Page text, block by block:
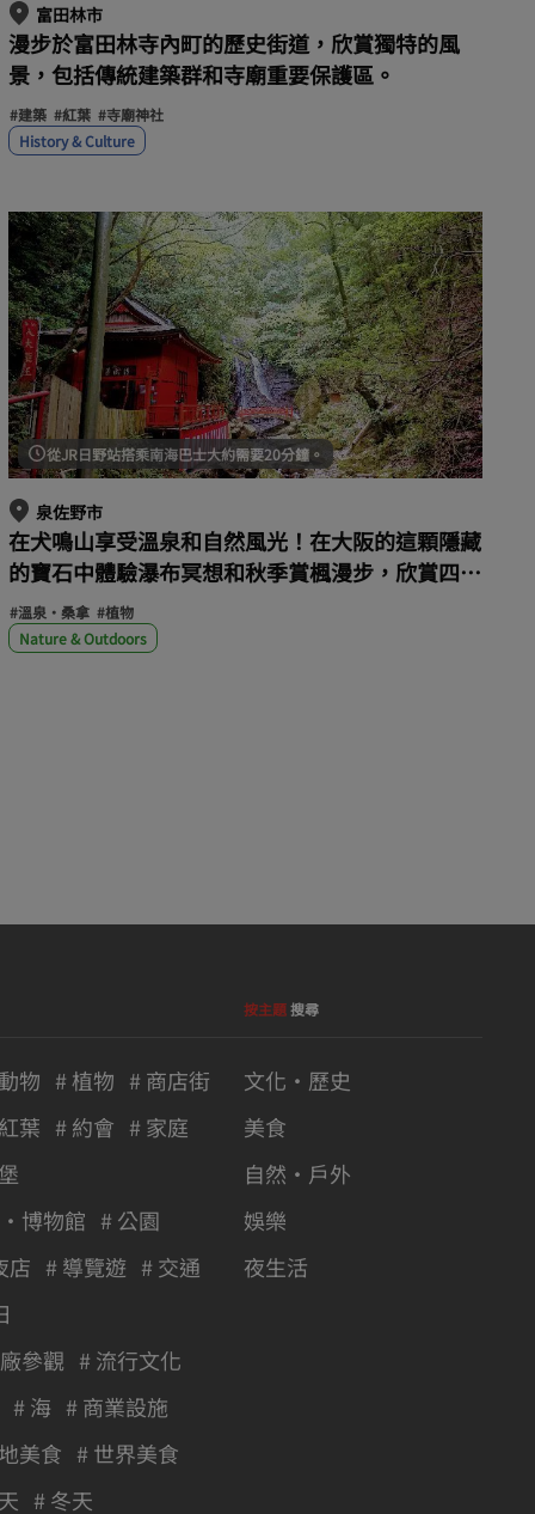
富田林市
漫步於富田林寺內町的歷史街道，欣賞獨特的風
景，包括傳統建築群和寺廟重要保護區。
#建築 #紅葉 #寺廟神社
History & Culture
從JR日野站搭乘南海巴士大約需要20分鐘。
泉佐野市
在犬鳴山享受溫泉和自然風光！在大阪的這顆隱藏
的寶石中體驗瀑布冥想和秋季賞楓漫步，欣賞四季
不同的山谷美景！
#溫泉・桑拿 #植物
Nature & Outdoors
按主題搜尋
文化・歷史
美食
自然・戶外
娛樂
夜生活
物 # 植物 # 商店街
葉 # 約會 # 家庭
博物館 # 公園
店 # 導覽遊 # 交通
參觀 # 流行文化
# 海 # 商業設施
美食 # 世界美食
# 冬天